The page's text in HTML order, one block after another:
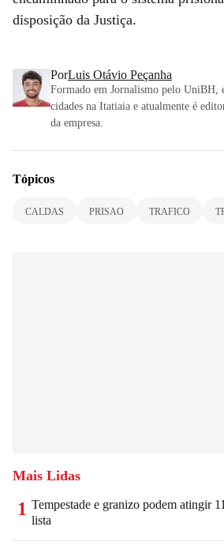
disposição da Justiça.
PorLuis Otávio Peçanha
Formado em Jornalismo pelo UniBH,
cidades na Itatiaia e atualmente é
da empresa.
Tópicos
CALDAS PRISAO TRAFICO
Mais Lidas
1 Tempestade e granizo podem atingir
lista